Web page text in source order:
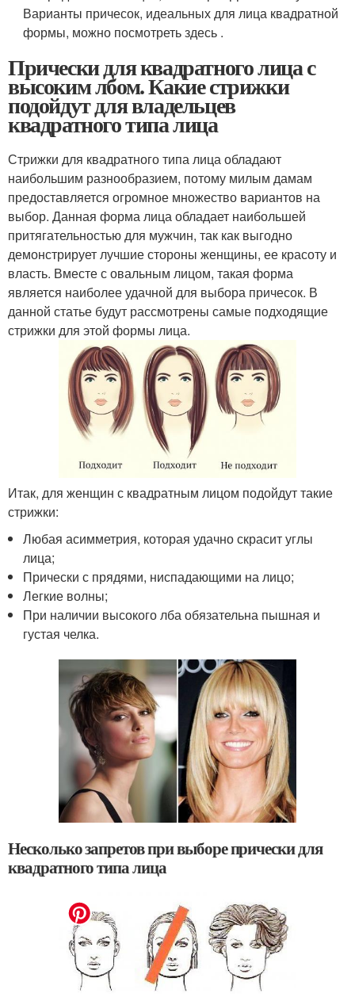
Варианты причесок, идеальных для лица квадратной
формы, можно посмотреть здесь .
Прически для квадратного лица с
высоким лбом. Какие стрижки
подойдут для владельцев
квадратного типа лица
Стрижки для квадратного типа лица обладают
наибольшим разнообразием, потому милым дамам
предоставляется огромное множество вариантов на
выбор. Данная форма лица обладает наибольшей
притягательностью для мужчин, так как выгодно
демонстрирует лучшие стороны женщины, ее красоту и
власть. Вместе с овальным лицом, такая форма
является наиболее удачной для выбора причесок. В
данной статье будут рассмотрены самые подходящие
стрижки для этой формы лица.
Итак, для женщин с квадратным лицом подойдут такие
стрижки:
Любая асимметрия, которая удачно скрасит углы
лица;
Прически с прядями, ниспадающими на лицо;
Легкие волны;
При наличии высокого лба обязательна пышная и
густая челка.
Несколько запретов при выборе прически для
квадратного типа лица